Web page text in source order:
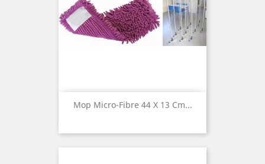
Mop Micro-Fibre 44 X 13 Cm...